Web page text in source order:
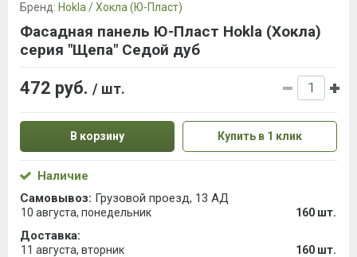
Бренд: Hokla / Хокла (Ю-Пласт)
Фасадная панель Ю-Пласт Hokla (Хокла)
серия "Щепа" Седой дуб
472 руб. / шт.
В корзину Купить в 1 клик
Наличие
Самовывоз: Грузовой проезд, 13 АД
10 августа, понедельник 160 шт.
Доставка:
11 августа, вторник 160 шт.